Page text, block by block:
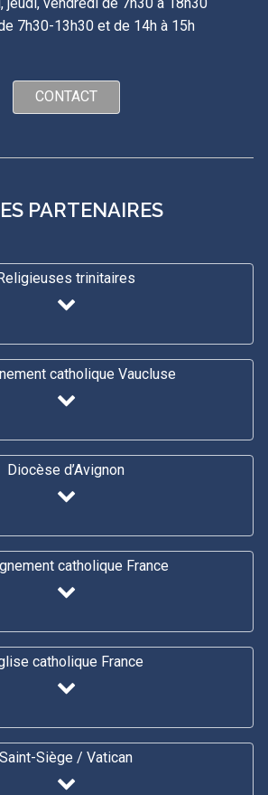
7h30-13h30 et de 14h à 15h
CONTACT
PARTENAIRES
Religieuses trinitaires
catholique Vaucluse
Diocèse d’Avignon
catholique France
catholique France
Saint-Siège / Vatican